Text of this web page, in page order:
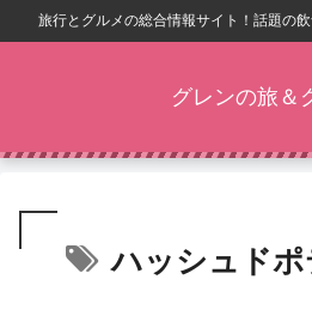
旅行とグルメの総合情報サイト！話題の
グレンの旅＆
ハッシュド